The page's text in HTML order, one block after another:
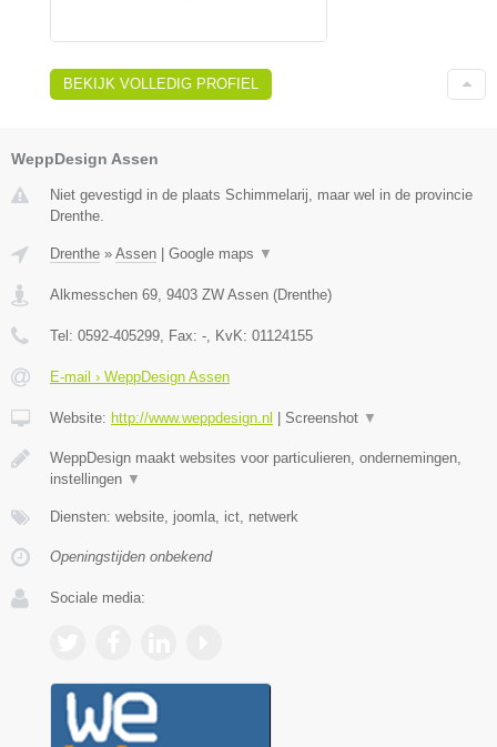
BEKIJK VOLLEDIG PROFIEL
WeppDesign Assen
Niet gevestigd in de plaats Schimmelarij, maar wel in de provincie
Drenthe.
Drenthe » Assen Google maps ▼
Alkmesschen 69 9403 ZW Assen (Drenthe)
Tel: 0592-405299 , Fax: - , KvK: 01124155
E-mail › WeppDesign Assen
Website: http://www.weppdesign.nl Screenshot ▼
WeppDesign maakt websites voor particulieren, ondernemingen,
instellingen ▼
Diensten: website, joomla, ict, netwerk
Openingstijden onbekend
Sociale media: